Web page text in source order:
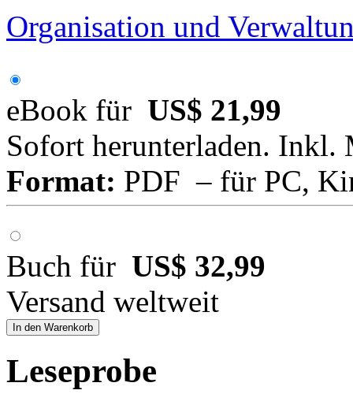
Organisation und
eBook für US$ 21,99
Sofort herunterladen. Inkl.
Format: PDF – für PC,
Buch für US$ 32,99
Versand weltweit
In den Warenkorb
Leseprobe